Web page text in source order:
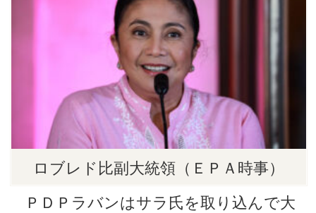
ロブレド比副大統領（ＥＰＡ時事）
ＰＤＰラバンはサラ氏を取り込んで大